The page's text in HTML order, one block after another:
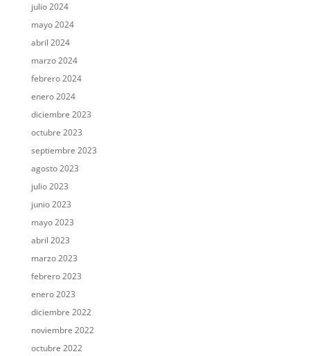
julio 2024
mayo 2024
abril 2024
marzo 2024
febrero 2024
enero 2024
diciembre 2023
octubre 2023
septiembre 2023
agosto 2023
julio 2023
junio 2023
mayo 2023
abril 2023
marzo 2023
febrero 2023
enero 2023
diciembre 2022
noviembre 2022
octubre 2022